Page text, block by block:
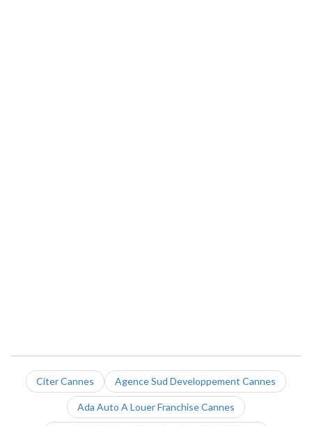
Citer Cannes Agence Sud Developpement Cannes
Ada Auto A Louer Franchise Cannes